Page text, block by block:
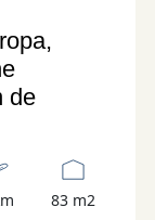
de
83 m2